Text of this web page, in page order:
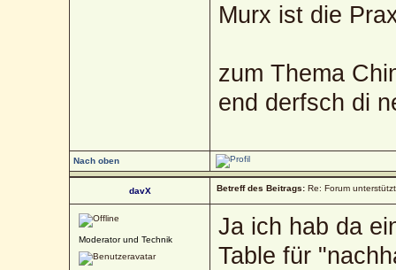
Murx ist die
zum Thema
end derfsch di
Nach oben
davX Betreff des Beitrags: Re: Forum
Moderator und Technik
Ja ich hab da
Table für